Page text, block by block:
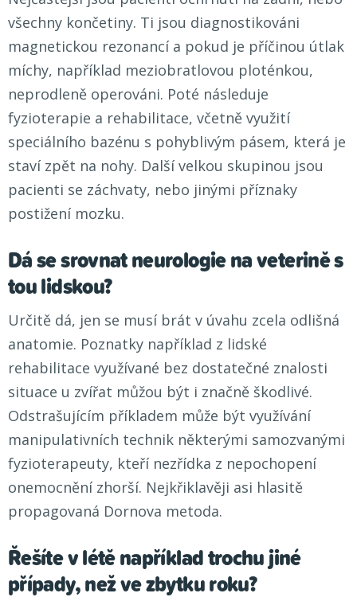
všechny končetiny. Ti jsou diagnostikováni
magnetickou rezonancí a pokud je příčinou útlak
míchy, například meziobratlovou ploténkou,
neprodleně operováni. Poté následuje
fyzioterapie a rehabilitace, včetně využití
speciálního bazénu s pohyblivým pásem, která je
staví zpět na nohy. Další velkou skupinou jsou
pacienti se záchvaty, nebo jinými příznaky
postižení mozku.
Dá se srovnat neurologie na veterině s
tou lidskou?
Určitě dá, jen se musí brát v úvahu zcela odlišná
anatomie. Poznatky například z lidské
rehabilitace využívané bez dostatečné znalosti
situace u zvířat můžou být i značně škodlivé.
Odstrašujícím příkladem může být využívání
manipulativních technik některými samozvanými
fyzioterapeuty, kteří nezřídka z nepochopení
onemocnění zhorší. Nejkřiklavěji asi hlasitě
propagovaná Dornova metoda.
Řešíte v létě například trochu jiné
případy, než ve zbytku roku?